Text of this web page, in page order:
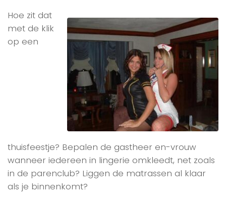
Hoe zit dat
met de klik
op een
thuisfeestje? Bepalen de gastheer en-vrouw
wanneer iedereen in lingerie omkleedt, net zoals
in de parenclub? Liggen de matrassen al klaar
als je binnenkomt?